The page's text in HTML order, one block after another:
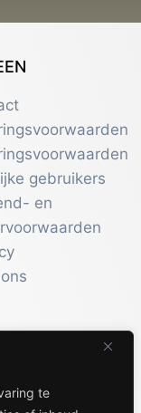
te
gebruikers
en